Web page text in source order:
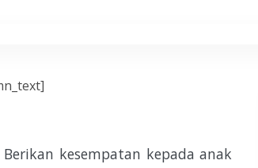
kesempatan kepada anak